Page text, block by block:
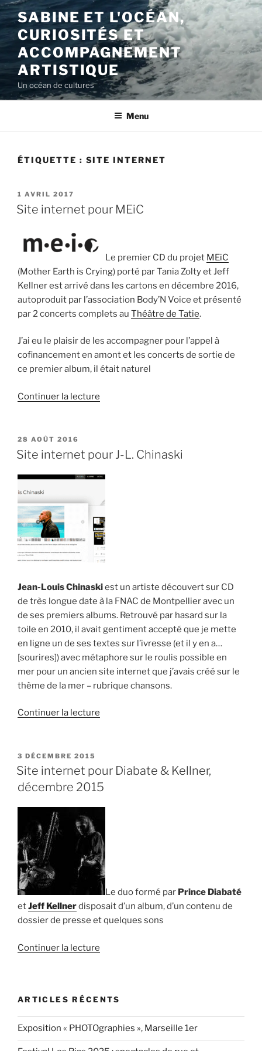
Aller
au
contenu
principal
SABINE ET L'OCÉAN,
CURIOSITÉS ET
ACCOMPAGNEMENT
ARTISTIQUE
Un océan de cultures
Menu
ÉTIQUETTE : SITE INTERNET
PUBLIÉ
LE
1 AVRIL 2017
Site internet pour MEiC
Le premier CD du projet MEiC
(Mother Earth is Crying) porté par Tania Zolty et Jeff
Kellner est arrivé dans les cartons en décembre 2016,
autoproduit par l’association Body’N Voice et présenté
par 2 concerts complets au Théâtre de Tatie.
J’ai eu le plaisir de les accompagner pour l’appel à
cofinancement en amont et les concerts de sortie de
ce premier album, il était naturel
Continuer la lecture
MEiC »
PUBLIÉ
LE
28 AOÛT 2016
Site internet pour J-L. Chinaski
Jean-Louis Chinaskiest un artiste découvert sur CD
de très longue date à la FNAC de Montpellier avec un
de ses premiers albums. Retrouvé par hasard sur la
toile en 2010, il avait gentiment accepté que je mette
en ligne un de ses textes sur l’ivresse (et il y en a…
[sourires]) avec métaphore sur le roulis possible en
mer pour un ancien site internet que j’avais créé sur le
thème de la mer – rubrique chansons.
Continuer la lecture
J-
L.
PUBLIÉ
LE
3 DÉCEMBRE 2015
Site internet pour Diabate & Kellner,
décembre 2015
Le duo formé par Prince Diabaté
etJeff Kellnerdisposait d’un album, d’un contenu de
dossier de presse et quelques sons
Continuer la lecture
Diabate
&
Kellner,
décembre
ARTICLES RÉCENTS
Exposition « PHOTOgraphies », Marseille 1er